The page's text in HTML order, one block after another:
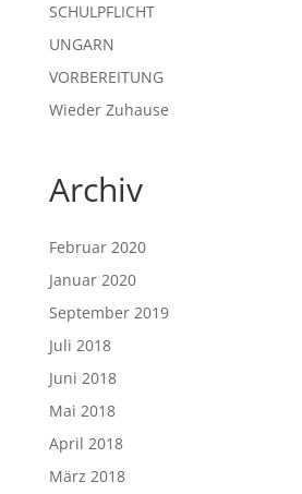
SCHULPFLICHT
UNGARN
VORBEREITUNG
Wieder Zuhause
Archiv
Februar 2020
Januar 2020
September 2019
Juli 2018
Juni 2018
Mai 2018
April 2018
März 2018